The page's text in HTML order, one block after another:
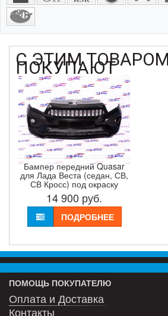
С ЭТИМ
ПОКУПАЮТ
Бампер передний Quasar
для Лада Веста (седан, СВ,
СВ Кросс) под окраску
14 900 руб.
ПОДРОБНЕЕ
ПОМОЩЬ ПОКУПАТЕЛЮ
Оплата и Доставка
Контакты